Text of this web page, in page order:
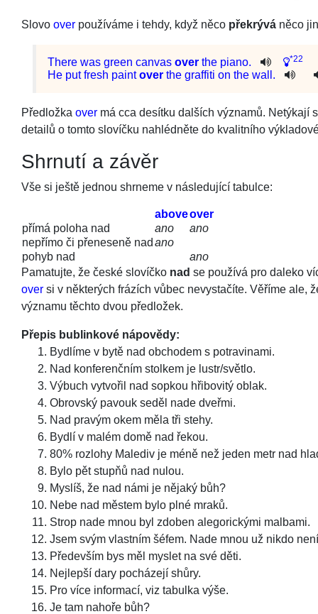
Slovo over používáme i tehdy, když něco překrývá něco
There was green canvas over the piano. *22
He put fresh paint over the graffiti on the wall .
Předložka over má cca desítku dalších významů. Netýkají
detailů o tomto slovíčku nahlédněte do kvalitního
Shrnutí a závěr
Vše si ještě jednou shrneme v následující tabulce:
aboveover
přímá poloha nad
ano
ano
nepřímo či přeneseně nad ano
pohyb nad
ano
Pamatujte, že české slovíčko nad se používá pro daleko
over si v některých frázích vůbec nevystačíte. Věříme ale,
významu těchto dvou předložek.
Přepis bublinkové nápovědy:
Bydlíme v bytě nad obchodem s potravinami.
Nad konferenčním stolkem je lustr/světlo.
Výbuch vytvořil nad sopkou hřibovitý oblak.
Obrovský pavouk seděl nade dveřmi.
Nad pravým okem měla tři stehy.
Bydlí v malém domě nad řekou.
80% rozlohy Malediv je méně než jeden metr nad
Bylo pět stupňů nad nulou.
Myslíš, že nad námi je nějaký bůh?
Nebe nad městem bylo plné mraků.
Strop nade mnou byl zdoben alegorickými malbami.
Jsem svým vlastním šéfem. Nade mnou už nikdo
Především bys měl myslet na své děti.
Nejlepší dary pocházejí shůry.
Pro více informací, viz tabulka výše.
Je tam nahoře bůh?